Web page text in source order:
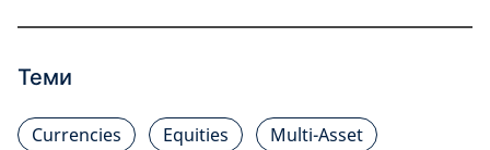
Теми
Currencies Equities
Multi-Asset